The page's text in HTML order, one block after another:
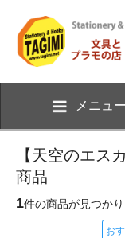
メニュー
【天空のエス
商品
1件の商品が見つか
お